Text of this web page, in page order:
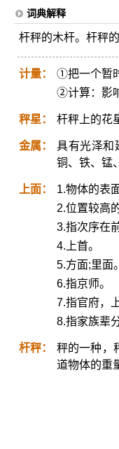
词典解释
杆秤的木杆。杆秤
计量：
①把一个暂
②计算：影
秤星： 杆秤上的花
金属：
具有光泽和
铜、铁、锰
上面：
1.物体的表面
2.位置较高
3.指次序在
4.上首。
5.方面;里面。
6.指京师。
7.指官府，
8.指家族辈
杆秤：
秤的一种，
道物体的重